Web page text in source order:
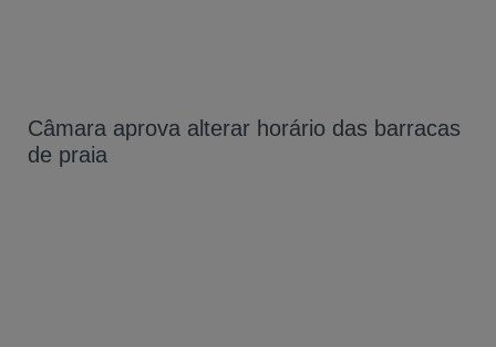
Câmara aprova alterar horário das barracas
de praia